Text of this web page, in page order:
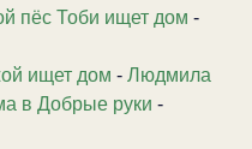
пёс Тоби ищет дом -
ищет дом - Людмила
в Добрые руки -